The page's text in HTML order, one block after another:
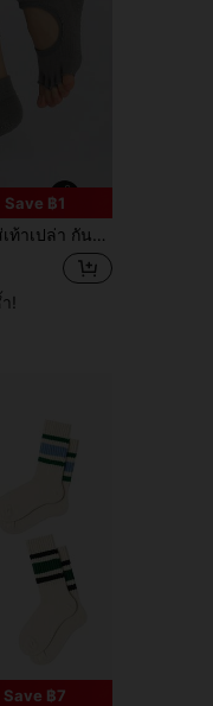
Save ฿1
สำหรับใช้ออกกำลังกายในร่ม
!
Save ฿7